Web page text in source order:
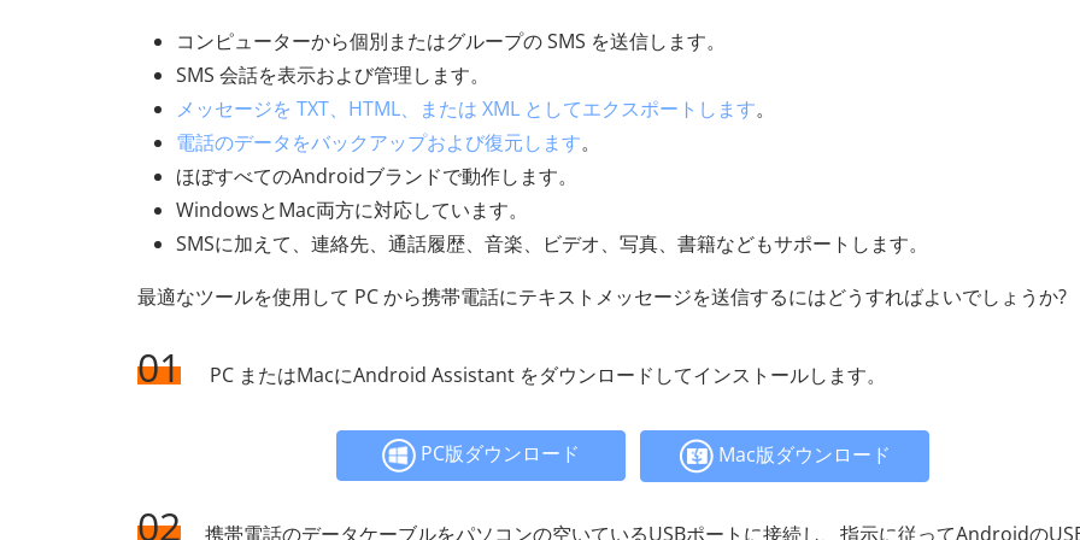
コンピューターから個別またはグループの SMS を送信します。
SMS 会話を表示および管理します。
メッセージを TXT、HTML、または XML としてエクスポートします。
電話のデータをバックアップおよび復元します。
ほぼすべてのAndroidブランドで動作します。
WindowsとMac両方に対応しています。
SMSに加えて、連絡先、通話履歴、音楽、ビデオ、写真、書籍などもサポートします。
最適なツールを使用して PC から携帯電話にテキストメッセージを送信するにはどうすればよいでしょうか?
01 PC またはMacにAndroid Assistant をダウンロードしてインストールします。
PC版ダウンロード Mac版ダウンロード
02 携帯電話のデータケーブルをパソコンの空いているUSBポートに接続し、指示に従ってAndroidの